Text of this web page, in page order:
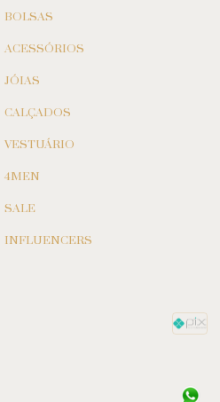
BOLSAS
ACESSÓRIOS
JÓIAS
CALÇADOS
VESTUÁRIO
4MEN
SALE
INFLUENCERS